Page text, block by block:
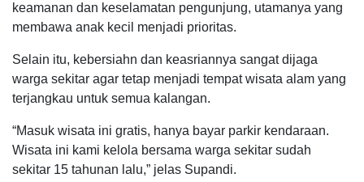
keamanan dan keselamatan pengunjung, utamanya yang
membawa anak kecil menjadi prioritas.
Selain itu, kebersiahn dan keasriannya sangat dijaga
warga sekitar agar tetap menjadi tempat wisata alam yang
terjangkau untuk semua kalangan.
“Masuk wisata ini gratis, hanya bayar parkir kendaraan.
Wisata ini kami kelola bersama warga sekitar sudah
sekitar 15 tahunan lalu,” jelas Supandi.